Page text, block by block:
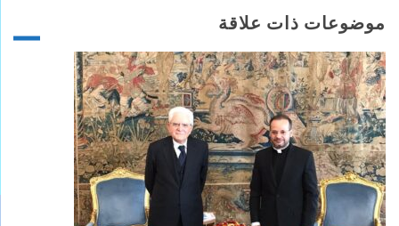
موضوعات ذات علاقة